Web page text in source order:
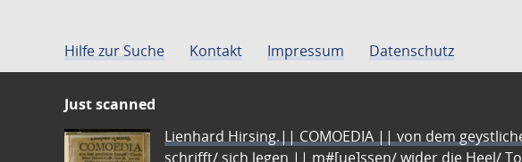
Hilfe zur Suche Kontakt Impressum Datenschutz
Just scanned
Lienhard Hirsing.|| COMOEDIA || von dem
schrifft/ sich legen || m#[ue]ssen/ wider die Heel/